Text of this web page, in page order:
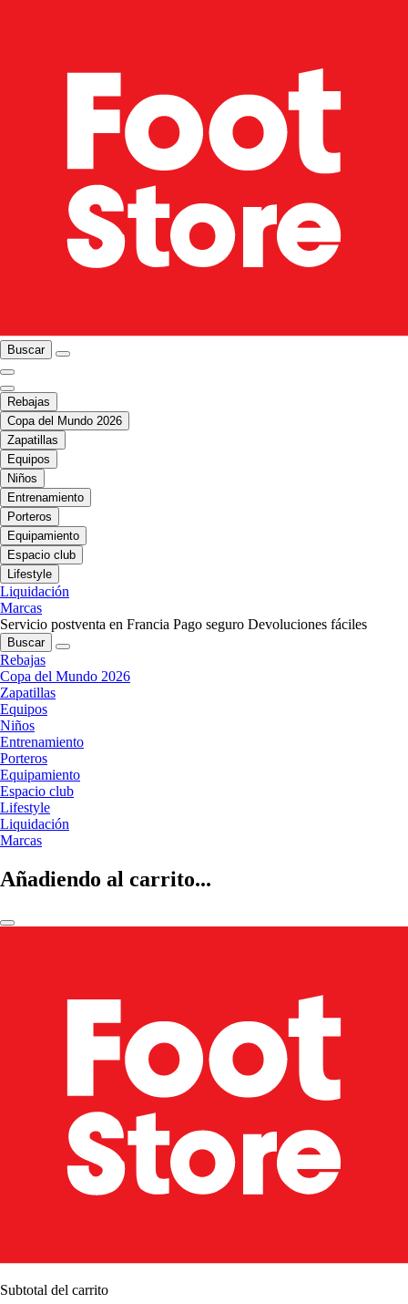
Buscar
Rebajas
Copa del Mundo 2026
Zapatillas
Equipos
Niños
Entrenamiento
Porteros
Equipamiento
Espacio club
Lifestyle
Liquidación
Marcas
Servicio postventa en Francia Pago seguro Devoluciones fáciles
Buscar
Rebajas
Copa del Mundo 2026
Zapatillas
Equipos
Niños
Entrenamiento
Porteros
Equipamiento
Espacio club
Lifestyle
Liquidación
Marcas
Añadiendo al carrito...
Subtotal del carrito